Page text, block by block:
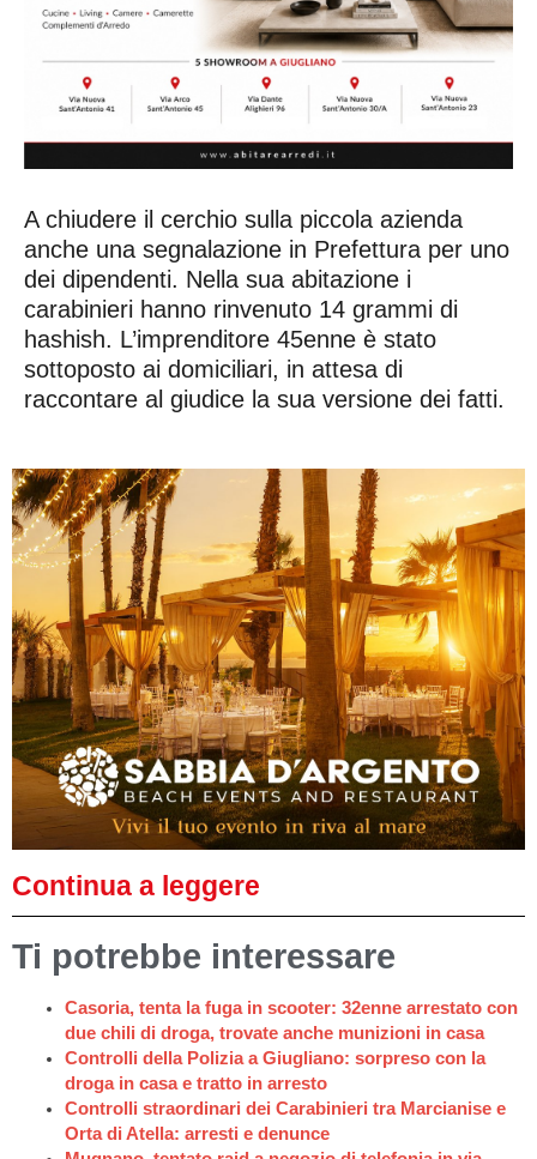
A chiudere il cerchio sulla piccola azienda
anche una segnalazione in Prefettura per uno
dei dipendenti. Nella sua abitazione i
carabinieri hanno rinvenuto 14 grammi di
hashish. L’imprenditore 45enne è stato
sottoposto ai domiciliari, in attesa di
raccontare al giudice la sua versione dei fatti.
Continua a leggere
Ti potrebbe interessare
Casoria, tenta la fuga in scooter: 32enne arrestato con
due chili di droga, trovate anche munizioni in casa
Controlli della Polizia a Giugliano: sorpreso con la
droga in casa e tratto in arresto
Controlli straordinari dei Carabinieri tra Marcianise e
Orta di Atella: arresti e denunce